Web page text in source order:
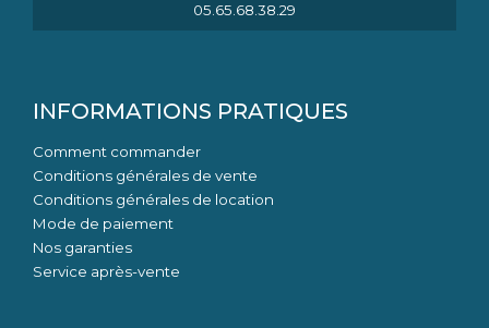
05.65.68.38.29
INFORMATIONS PRATIQUES
Comment commander
Conditions générales de vente
Conditions générales de location
Mode de paiement
Nos garanties
Service après-vente